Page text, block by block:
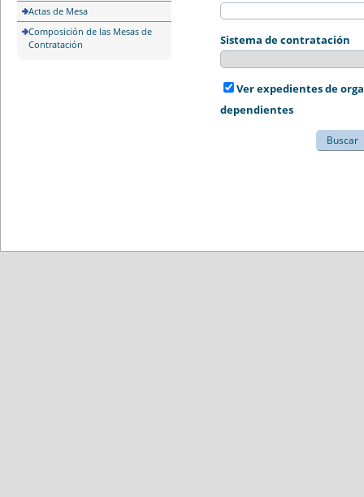
Actas de Mesa
Composición de las Mesas de
Contratación
Sistema de contratación
Ver expedientes de
dependientes